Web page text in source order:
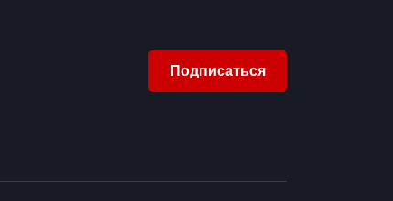
Подписаться